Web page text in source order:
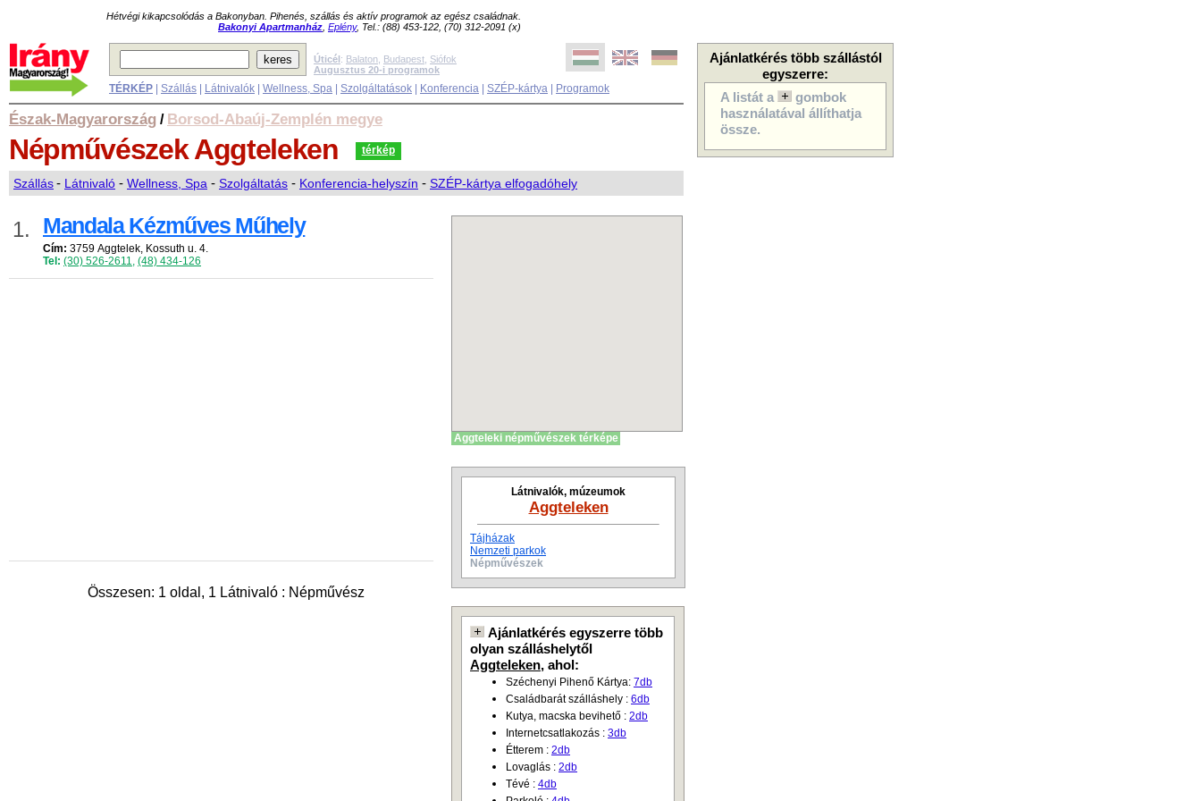
Hétvégi kikapcsolódás a Bakonyban. Pihenés, szállás és aktív programok az egész családnak.
Bakonyi Apartmanház Eplény, Tel.: (88) 453-122, (70) 312-2091 (x)
Ajánlatkérés több szállástól
egyszerre:
A listát a
gombok
használatával állíthatja
össze.
Úticél: Balaton Budapest Siófok
Augusztus 20-i programok
TÉRKÉP Szállás Látnivalók Wellness, Spa Szolgáltatások Konferencia SZÉP-kártya Programok
Észak-Magyarország / Borsod-Abaúj-Zemplén megye
NépművészekAggteleken térkép
Szállás- Látnivaló - Wellness, Spa - Szolgáltatás - Konferencia-helyszín - SZÉP-kártya elfogadóhely
1. Mandala Kézműves Műhely
Cím: 3759 Aggtelek, Kossuth u. 4.
Tel: (30) 526-2611, (48) 434-126
Összesen: 1 oldal, 1 Látnivaló : Népművész
Aggteleki népművészek térképe
Látnivalók, múzeumok
Aggteleken
Tájházak
Nemzeti parkok
Népművészek
Ajánlatkérés egyszerre több
olyan szálláshelytől
Aggteleken, ahol:
Széchenyi Pihenő Kártya: 7db
Családbarát szálláshely : 6db
Kutya, macska bevihető : 2db
Internetcsatlakozás : 3db
Étterem : 2db
Lovaglás : 2db
Tévé : 4db